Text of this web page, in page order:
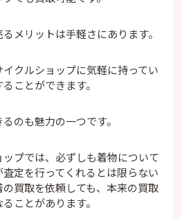
メリットは手軽さにあります。
クルショップに気軽に持ってい
ことができます。
のも魅力の一つです。
プでは、必ずしも着物について
定を行ってくれるとは限らない
買取を依頼しても、本来の買取
ことがあります。